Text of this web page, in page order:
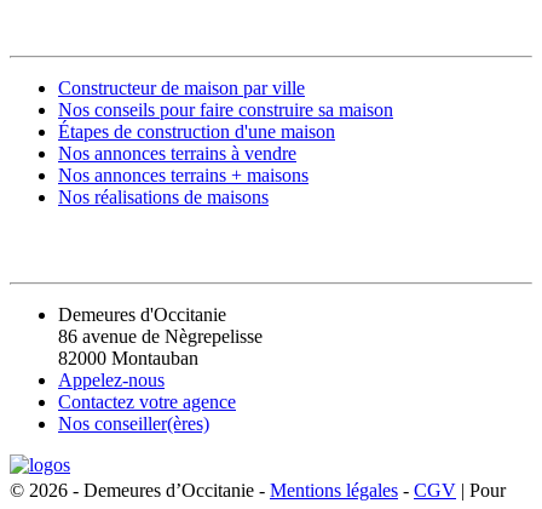
Constructeur de maison par ville
Nos conseils pour faire construire sa maison
Étapes de construction d'une maison
Nos annonces terrains à vendre
Nos annonces terrains + maisons
Nos réalisations de maisons
Demeures d'Occitanie
86 avenue de Nègrepelisse
82000 Montauban
Appelez-nous
Contactez votre agence
Nos conseiller(ères)
© 2026 - Demeures d’Occitanie - Mentions légales - CGV | Pour